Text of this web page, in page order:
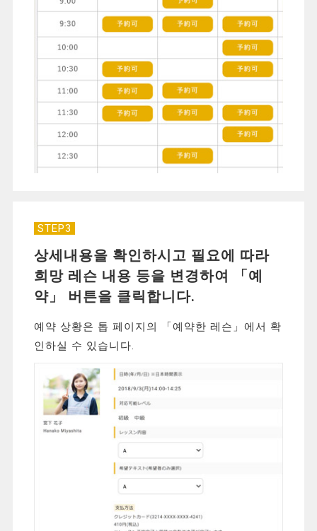
STEP3
상세내용을 확인하시고 필요에 따라
희망 레슨 내용 등을 변경하여 「예
약」 버튼을 클릭합니다.
예약 상황은 톱 페이지의 「예약한 레슨」에서 확
인하실 수 있습니다.